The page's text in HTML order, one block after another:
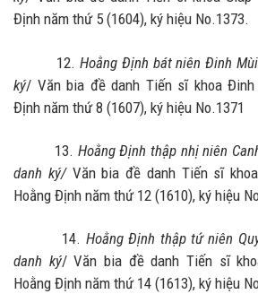
Định năm thứ 5 (1604), ký hiệu No.1373.
12. Hoằng Định bát niên Đinh
ký/ Văn bia đề danh Tiến sĩ khoa
Định năm thứ 8 (1607), ký hiệu No.1371
13. Hoằng Định thập nhị niên
danh ký/Văn bia đề danh Tiến sĩ
Hoằng Định năm thứ 12 (1610), ký hiệu
14. Hoằng Định thập tứ niên
danh ký/ Văn bia đề danh Tiến sĩ
Hoằng Định năm thứ 14 (1613), ký hiệu